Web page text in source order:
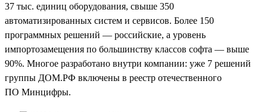
37 тыс. единиц оборудования, свыше 350
автоматизированных систем и сервисов. Более 150
программных решений — российские, а уровень
импортозамещения по большинству классов софта — выше
90%. Многое разработано внутри компании: уже 7 решений
группы ДОМ.РФ включены в реестр отечественного
ПО Минцифры.